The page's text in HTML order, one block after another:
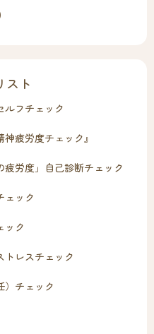
スト
ルフチェック
疲労度チェック』
労度」自己診断チェック
ェック
ック
トレスチェック
）チェック